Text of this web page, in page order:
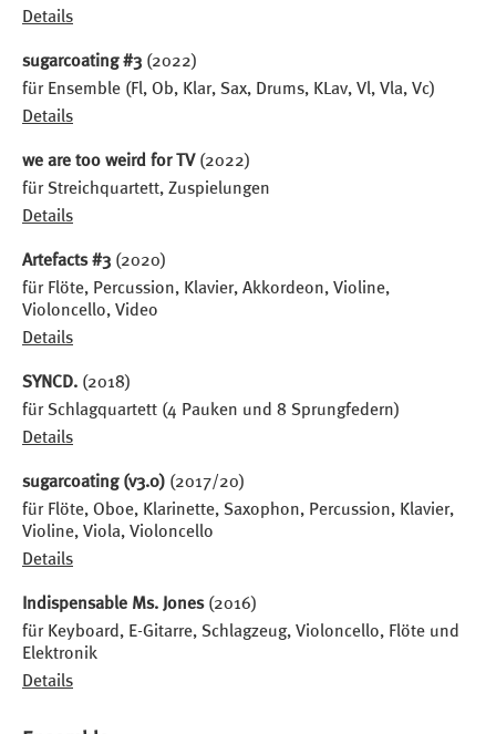
Details
sugarcoating #3 (2022)
für Ensemble (Fl, Ob, Klar, Sax, Drums, KLav, Vl, Vla, Vc)
Details
we are too weird for TV(2022)
für Streichquartett, Zuspielungen
Details
Artefacts #3 (2020)
für Flöte, Percussion, Klavier, Akkordeon, Violine,
Violoncello, Video
Details
SYNCD. (2018)
für Schlagquartett (4 Pauken und 8 Sprungfedern)
Details
sugarcoating (v3.0) (2017/20)
für Flöte, Oboe, Klarinette, Saxophon, Percussion, Klavier,
Violine, Viola, Violoncello
Details
Indispensable Ms. Jones(2016)
für Keyboard, E-Gitarre, Schlagzeug, Violoncello, Flöte und
Elektronik
Details